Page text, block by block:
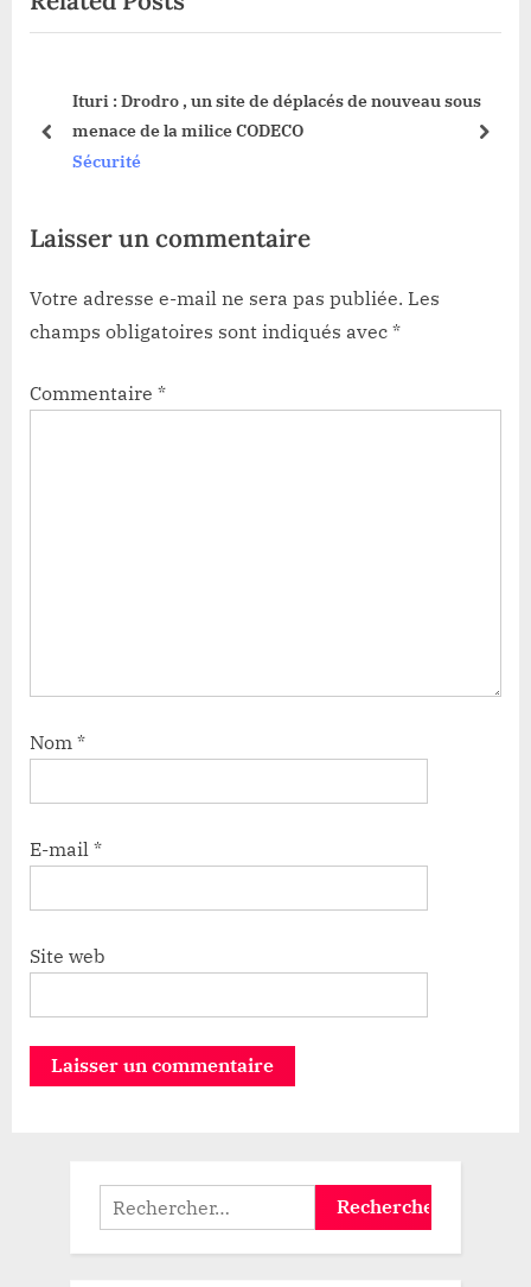
u
o
:
P
Ituri : Drodro , un site de déplacés de nouveau sous
menace de la milice CODECO
Sécurité
prev next
Laisser un commentaire
Votre adresse e-mail ne sera pas publiée. Les
champs obligatoires sont indiqués avec *
Commentaire *
Nom *
E-mail *
Site web
Rechercher :